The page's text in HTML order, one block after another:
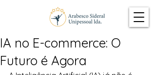
IA no E-commerce: O
Futuro é Agora